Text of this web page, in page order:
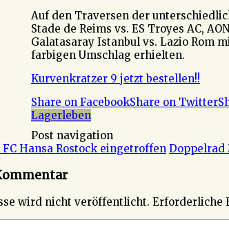
Auf den Traversen der
Stade de Reims vs. ES Troyes AC,
Galatasaray Istanbul vs. Lazio Rom
farbigen Umschlag erhielten.
Kurvenkratzer 9 jetzt bestellen!!
Share on FacebookShare on Twitter
Lagerleben
Post navigation
Hansa Rostock eingetroffen Doppelrad
wird nicht veröffentlicht. Erforderliche